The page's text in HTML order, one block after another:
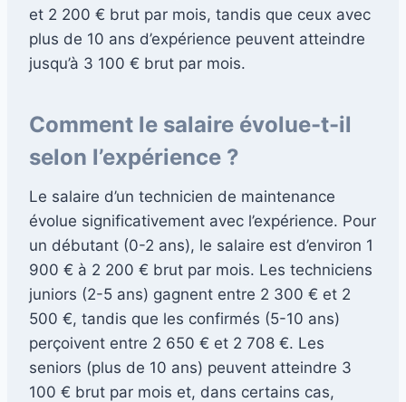
et 2 200 € brut par mois, tandis que ceux avec
plus de 10 ans d’expérience peuvent atteindre
jusqu’à 3 100 € brut par mois.
Comment le salaire évolue-t-il
selon l’expérience ?
Le salaire d’un technicien de maintenance
évolue significativement avec l’expérience. Pour
un débutant (0-2 ans), le salaire est d’environ 1
900 € à 2 200 € brut par mois. Les techniciens
juniors (2-5 ans) gagnent entre 2 300 € et 2
500 €, tandis que les confirmés (5-10 ans)
perçoivent entre 2 650 € et 2 708 €. Les
seniors (plus de 10 ans) peuvent atteindre 3
100 € brut par mois et, dans certains cas,